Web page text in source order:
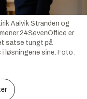
Aalvik Stranden og
24SevenOffice er
satse tungt på
løsningene sine. Foto: